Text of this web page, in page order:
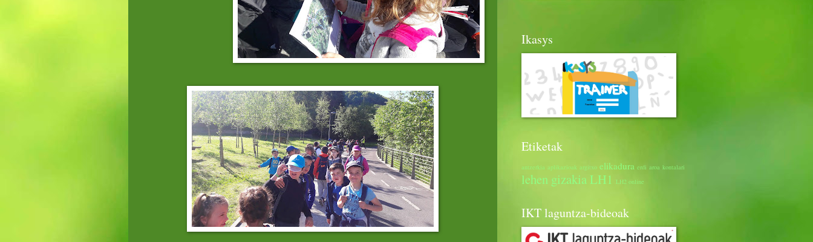
Ikasys
Etiketak
antzerkia aplikazioak argitxo elikadura erdi aroa kontalari
lehen gizakia LH1 LH2 online
IKT laguntza-bideoak